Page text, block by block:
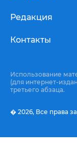
Редакция
Контакты
Использование
(для интернет-
третьего абзаца.
� 2026, Все права